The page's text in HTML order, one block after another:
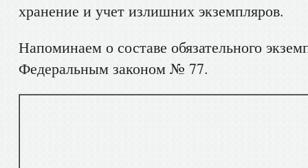
хранение и учет излишних экземпляров.
Напоминаем о составе обязательного
Федеральным законом № 77.